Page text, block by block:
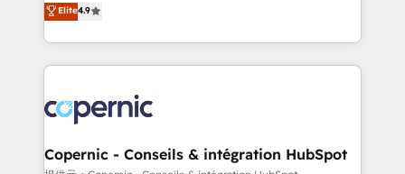
growth • Create content and videos that attract
buyers • Use AI to scale smarter Our coaching-led
lasts. So if you're ready to become the most trusted
voice in your market, let’s talk.
the strategy, processes, and teams that turn
HubSpot into a genuine growth engine. Named
HubSpot's Global Partner of the Year in 2024,
worldwide, and with over 15 years in the ecosystem,
Huble has built a track record that speaks for itself.
One company, one operating model, delivering
Elite4.9
Copernic - Conseils & intégration HubSpot